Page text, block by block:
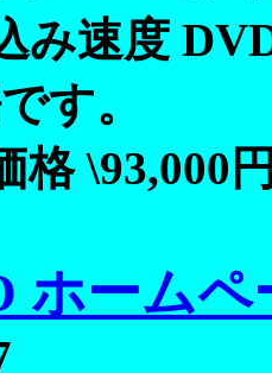
み速度
す。
格 \93,000
ホームペ